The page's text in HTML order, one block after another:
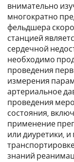
внимательно
многократно
фельдшера
станцией
сердечной
необходимо
проведения
измерения
артериальное
проведения
состояния,
применение
или диуретики, и
знаний